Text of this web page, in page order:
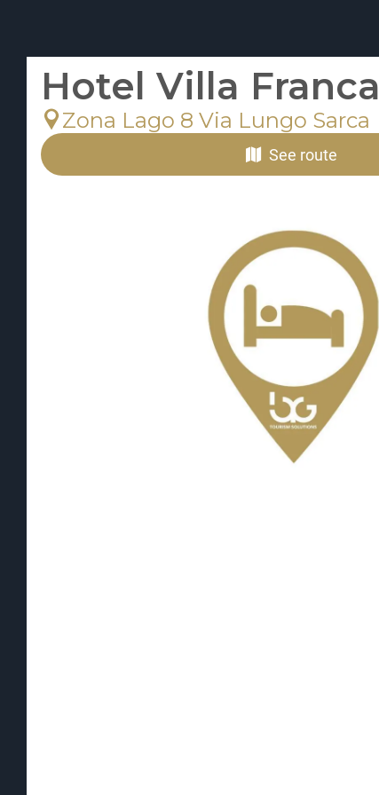
Hotel Villa Franca
Zona Lago 8 Via Lungo Sarca
See route